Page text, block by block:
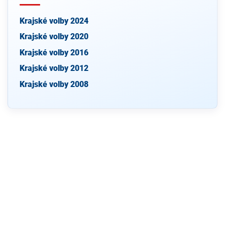
Krajské volby 2024
Krajské volby 2020
Krajské volby 2016
Krajské volby 2012
Krajské volby 2008